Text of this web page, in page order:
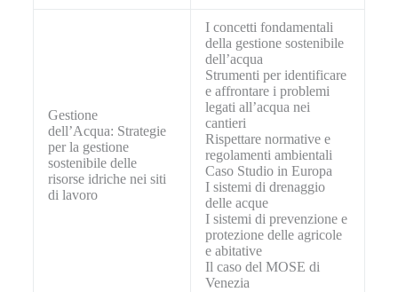
Gestione
dell’Acqua: Strategie
per la gestione
sostenibile delle
risorse idriche nei siti
di lavoro
I concetti fondamentali
della gestione sostenibile
dell’acqua
Strumenti per identificare
e affrontare i problemi
legati all’acqua nei
cantieri
Rispettare normative e
regolamenti ambientali
Caso Studio in Europa
I sistemi di drenaggio
delle acque
I sistemi di prevenzione e
protezione delle agricole
e abitative
Il caso del MOSE di
Venezia